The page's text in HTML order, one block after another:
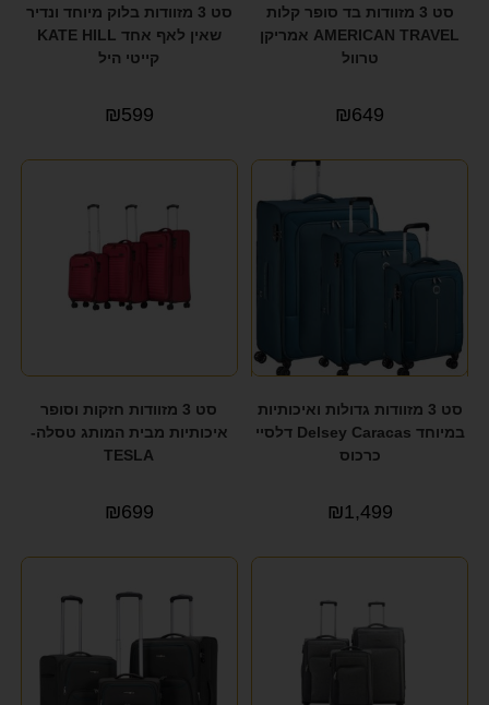
סט 3 מזוודות בד סופר קלות
AMERICAN TRAVEL אמריקן
טרוול
₪649
סט 3 מזוודות בלוק מיוחד ונדיר
שאין לאף אחד KATE HILL
קייטי היל
₪599
סט 3 מזוודות גדולות ואיכותיות
במיוחד Delsey Caracas דלסיי
כרכוס
₪1,499
סט 3 מזוודות חזקות וסופר
איכותיות מבית המותג טסלה-
TESLA
₪699